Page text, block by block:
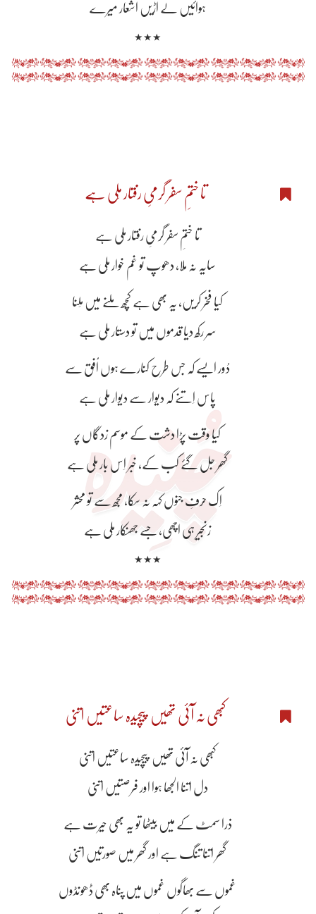
ہوائیں لے اڑیں اشعار میرے
٭٭٭
تا ختمِ سفر گرمیِ رفتار مِلی ہے
تا ختمِ سفر گرمیِ رفتار مِلی ہے
سایہ نہ مِلا، دھوپ تو غم خوار مِلی ہے
کیا فخر کریں، یہ بھی ہے کچھ مِلنے میں مِلنا
سر رکھ دیا قدموں میں تو دستار مِلی ہے
دُور ایسے کہ جس طرح کنارے ہوں اُفق سے
پاس اِتنے کہ دیوار سے دیوار مِلی ہے
کیا وقت پڑا دشت کے موسم زدگاں پر
گھر جل گئے کب کے، خبر اِس بار مِلی ہے
اِک حرفِ جنوں کہہ نہ سکا، مجھ سے تو محشر
زنجیر ہی اچھی، جسے جھنکار مِلی ہے
٭٭٭
کبھی نہ آئی تھیں پیچیدہ ساعتیں اتنی
کبھی نہ آئی تھیں پیچیدہ ساعتیں اتنی
دل اتنا الجھا ہوا اور فرصتیں اتنی
ذرا سمٹ کے میں بیٹھا تو یہ بھی حیرت ہے
گھر اتنا تنگ ہے اور گھر میں صورتیں اتنی
غموں سے بھاگوں غموں میں پناہ بھی ڈھونڈوں